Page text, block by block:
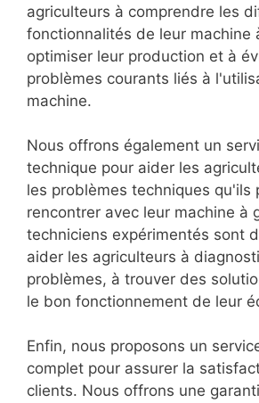
agriculteurs à comprendre les
fonctionnalités de leur machine
optimiser leur production et à
problèmes courants liés à
machine.
Nous offrons également un
technique pour aider les
les problèmes techniques qu'ils
rencontrer avec leur machine à
techniciens expérimentés sont
aider les agriculteurs à
problèmes, à trouver des
le bon fonctionnement de leur
Enfin, nous proposons un
complet pour assurer la
clients. Nous offrons une